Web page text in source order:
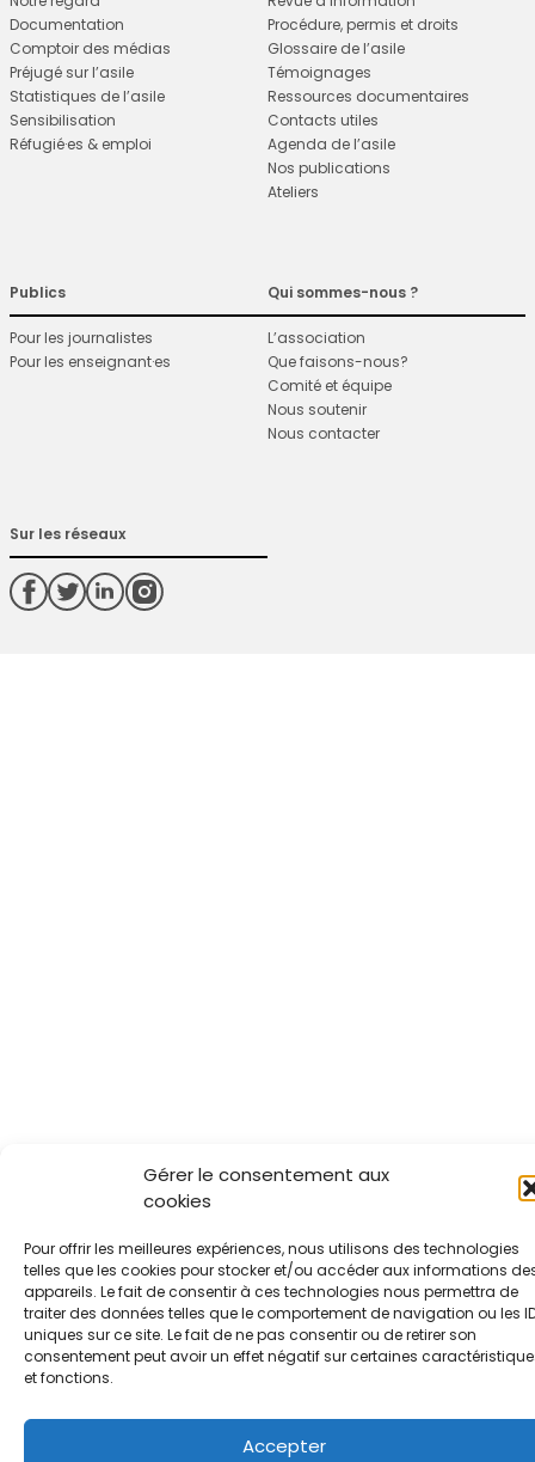
Gérer le consentement aux
cookies
Pour offrir les meilleures expériences, nous utilisons des technologies
telles que les cookies pour stocker et/ou accéder aux informations
appareils. Le fait de consentir à ces technologies nous permettra de
traiter des données telles que le comportement de navigation ou les
uniques sur ce site. Le fait de ne pas consentir ou de retirer son
consentement peut avoir un effet négatif sur certaines
et fonctions.
Accepter
Documentation
Comptoir des médias
Préjugé sur l’asile
Statistiques de l’asile
Sensibilisation
Réfugié·es & emploi
Procédure, permis et droits
Glossaire de l’asile
Témoignages
Ressources documentaires
Contacts utiles
Agenda de l’asile
Nos publications
Ateliers
Publics
Pour les journalistes
Pour les enseignant·es
Qui sommes-nous ?
L’association
Que faisons-nous?
Comité et équipe
Nous soutenir
Nous contacter
Sur les réseaux